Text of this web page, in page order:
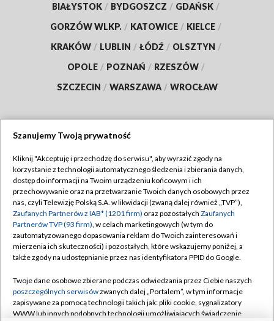
BIAŁYSTOK / BYDGOSZCZ / GDAŃSK /
GORZÓW WLKP. / KATOWICE / KIELCE /
KRAKÓW / LUBLIN / ŁÓDŹ / OLSZTYN /
OPOLE / POZNAŃ / RZESZÓW /
SZCZECIN / WARSZAWA / WROCŁAW
TVP
Abonament TVP
Emisja w TVP
Centrum informacji TVP
Naziemna Telewizja Cyfrowa
Rada Programowa
System NOS
Regulamin TVP
Polityka prywatności
Moje zgody
Pomoc
Kontakt
Szanujemy Twoją prywatność
Kliknij "Akceptuję i przechodzę do serwisu", aby wyrazić zgody na
korzystanie z technologii automatycznego śledzenia i zbierania danych,
dostęp do informacji na Twoim urządzeniu końcowym i ich
przechowywanie oraz na przetwarzanie Twoich danych osobowych przez
nas, czyli Telewizję Polską S.A. w likwidacji (zwaną dalej również „TVP”),
Zaufanych Partnerów z IAB* (1201 firm) oraz pozostałych Zaufanych
Partnerów TVP (93 firm), w celach marketingowych (w tym do
zautomatyzowanego dopasowania reklam do Twoich zainteresowań i
mierzenia ich skuteczności) i pozostałych, które wskazujemy poniżej, a
także zgody na udostępnianie przez nas identyfikatora PPID do Google.
Twoje dane osobowe zbierane podczas odwiedzania przez Ciebie naszych
poszczególnych serwisówzwanych dalej „Portalem”, w tym informacje
zapisywane za pomocą technologii takich jak: pliki cookie, sygnalizatory
WWW lub innych podobnych technologii umożliwiających świadczenie